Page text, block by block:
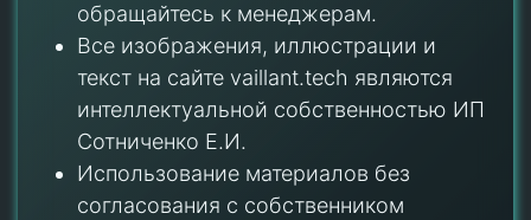
обращайтесь к менеджерам.
Все изображения, иллюстрации и
текст на сайте vaillant.tech являются
интеллектуальной собственностью ИП
Сотниченко Е.И.
Использование материалов без
согласования с собственником